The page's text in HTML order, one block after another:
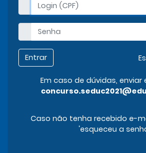
Entrar
Em caso de dúvidas,
Caso não tenha recebido e-
'esqueceu a